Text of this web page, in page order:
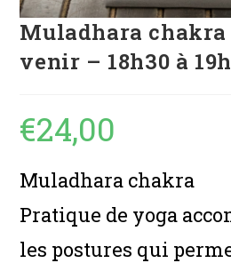
Muladhara chakra
venir – 18h30 à
€24,00
Muladhara chakra
Pratique de yoga
les postures qui